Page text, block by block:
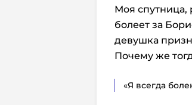
Моя спутница,
болеет за
девушка
Почему же
«Я всегда